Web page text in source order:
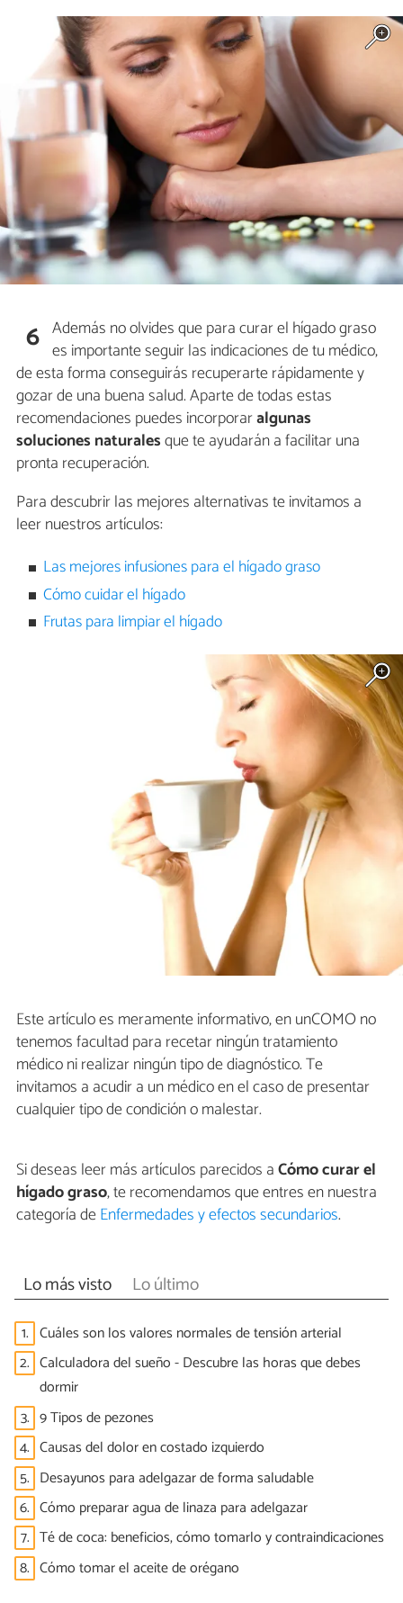
6 Además no olvides que para curar el hígado graso
es importante seguir las indicaciones de tu médico,
de esta forma conseguirás recuperarte rápidamente y
gozar de una buena salud. Aparte de todas estas
recomendaciones puedes incorporaralgunas
soluciones naturalesque te ayudarán a facilitar una
pronta recuperación.
Para descubrir las mejores alternativas te invitamos a
leer nuestros artículos:
Las mejores infusiones para el hígado graso
Cómo cuidar el hígado
Frutas para limpiar el hígado
Este artículo es meramente informativo, en unCOMO no
tenemos facultad para recetar ningún tratamiento
médico ni realizar ningún tipo de diagnóstico. Te
invitamos a acudir a un médico en el caso de presentar
cualquier tipo de condición o malestar.
Si deseas leer más artículos parecidos aCómo curar el
hígado graso, te recomendamos que entres en nuestra
categoría deEnfermedades y efectos secundarios.
Lo más visto Lo último
1. Cuáles son los valores normales de tensión arterial
2. Calculadora del sueño - Descubre las horas que debes
dormir
3. 9 Tipos de pezones
4. Causas del dolor en costado izquierdo
5. Desayunos para adelgazar de forma saludable
6. Cómo preparar agua de linaza para adelgazar
7. Té de coca: beneficios, cómo tomarlo y contraindicaciones
8. Cómo tomar el aceite de orégano